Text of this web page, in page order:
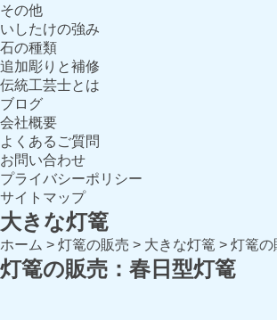
その他
いしたけの強み
石の種類
追加彫りと補修
伝統工芸士とは
ブログ
会社概要
よくあるご質問
お問い合わせ
プライバシーポリシー
サイトマップ
大きな灯篭
ホーム > 灯篭の販売 > 大きな灯篭 > 灯篭の
灯篭の販売：春日型灯篭